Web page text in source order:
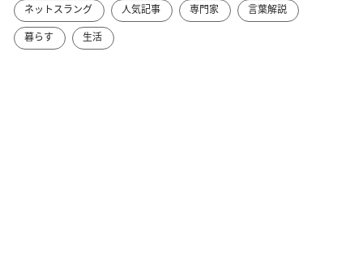
ネットスラング 人気記事 専門家
言葉解説
暮らす
生活